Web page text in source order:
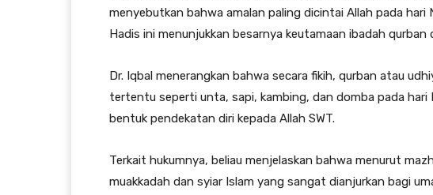
menyebutkan bahwa amalan paling dicintai Allah pada hari
Hadis ini menunjukkan besarnya keutamaan ibadah qurban
Dr. Iqbal menerangkan bahwa secara fikih, qurban atau
tertentu seperti unta, sapi, kambing, dan domba pada
bentuk pendekatan diri kepada Allah SWT.
Terkait hukumnya, beliau menjelaskan bahwa menurut
muakkadah dan syiar Islam yang sangat dianjurkan bagi